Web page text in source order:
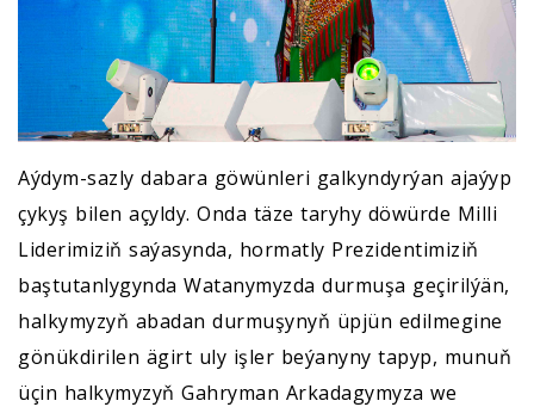
Aýdym-sazly dabara göwünleri galkyndyrýan ajaýyp
çykyş bilen açyldy. Onda täze taryhy döwürde Milli
Liderimiziň saýasynda, hormatly Prezidentimiziň
baştutanlygynda Watanymyzda durmuşa geçirilýän,
halkymyzyň abadan durmuşynyň üpjün edilmegine
gönükdirilen ägirt uly işler beýanyny tapyp, munuň
üçin halkymyzyň Gahryman Arkadagymyza we